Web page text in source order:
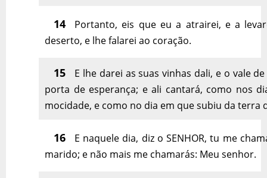
14
Portanto, eis que eu a atrairei, e a
deserto, e lhe falarei ao coração.
15
E lhe darei as suas vinhas dali, e o vale
porta de esperança; e ali cantará, como nos
mocidade, e como no dia em que subiu da terra
16
E naquele dia, diz o SENHOR, tu me
marido; e não mais me chamarás: Meu senhor.